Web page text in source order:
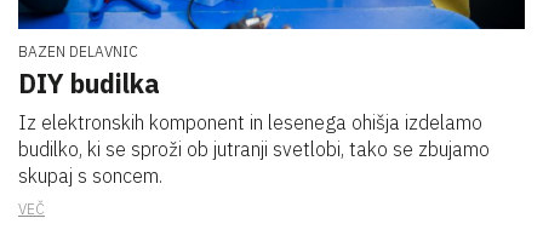
BAZEN DELAVNIC
DIY budilka
Iz elektronskih komponent in lesenega ohišja izdelamo
budilko, ki se sproži ob jutranji svetlobi, tako se zbujamo
skupaj s soncem.
VEČ